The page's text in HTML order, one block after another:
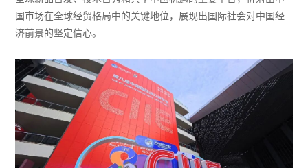
国市场在全球经贸格局中的关键地位，展现出国际社会对中国经
济前景的坚定信心。